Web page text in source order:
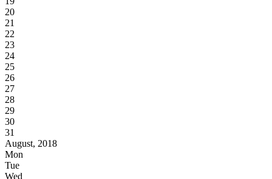
20
21
22
23
24
25
26
27
28
29
30
31
August, 2018
Mon
Tue
Wed